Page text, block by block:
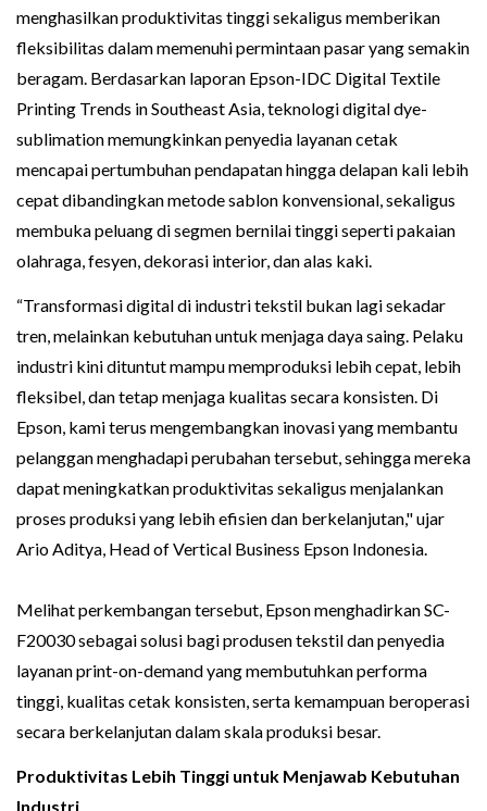
menghasilkan produktivitas tinggi sekaligus memberikan
fleksibilitas dalam memenuhi permintaan pasar yang semakin
beragam. Berdasarkan laporan Epson-IDC Digital Textile
Printing Trends in Southeast Asia, teknologi digital dye-
sublimation memungkinkan penyedia layanan cetak
mencapai pertumbuhan pendapatan hingga delapan kali lebih
cepat dibandingkan metode sablon konvensional, sekaligus
membuka peluang di segmen bernilai tinggi seperti pakaian
olahraga, fesyen, dekorasi interior, dan alas kaki.
“Transformasi digital di industri tekstil bukan lagi sekadar
tren, melainkan kebutuhan untuk menjaga daya saing. Pelaku
industri kini dituntut mampu memproduksi lebih cepat, lebih
fleksibel, dan tetap menjaga kualitas secara konsisten. Di
Epson, kami terus mengembangkan inovasi yang membantu
pelanggan menghadapi perubahan tersebut, sehingga mereka
dapat meningkatkan produktivitas sekaligus menjalankan
proses produksi yang lebih efisien dan berkelanjutan," ujar
Ario Aditya, Head of Vertical Business Epson Indonesia.
Melihat perkembangan tersebut, Epson menghadirkan SC-
F20030 sebagai solusi bagi produsen tekstil dan penyedia
layanan print-on-demand yang membutuhkan performa
tinggi, kualitas cetak konsisten, serta kemampuan beroperasi
secara berkelanjutan dalam skala produksi besar.
Produktivitas Lebih Tinggi untuk Menjawab Kebutuhan
Industri